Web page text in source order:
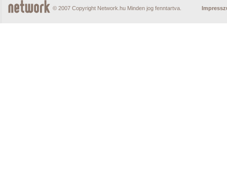
© 2007 Copyright Network.hu Minden jog fenntartva.